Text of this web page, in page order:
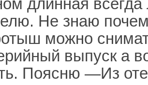
длинная
Не знаю
можно
выпуск а
Поясню —Из